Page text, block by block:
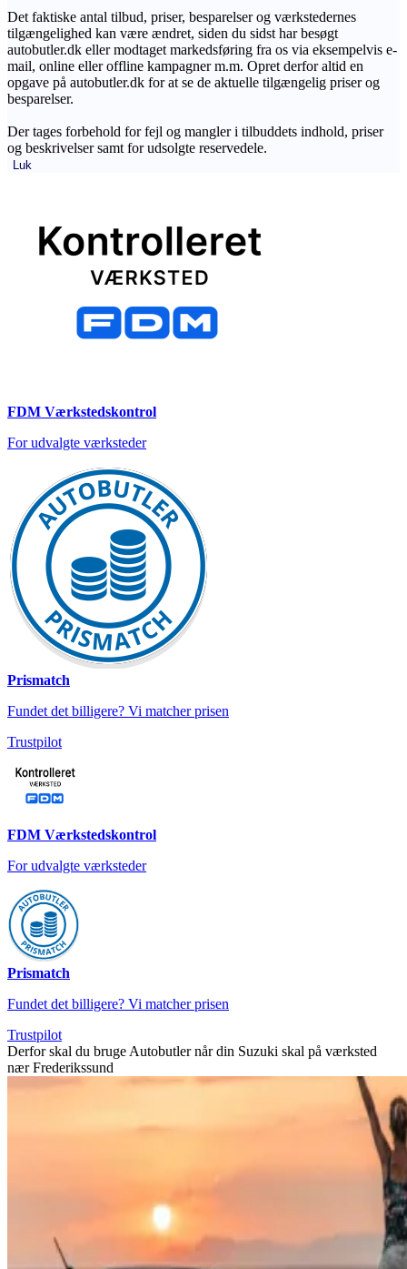
Det faktiske antal tilbud, priser, besparelser og værkstedernes
tilgængelighed kan være ændret, siden du sidst har besøgt
autobutler.dk eller modtaget markedsføring fra os via eksempelvis e-
mail, online eller offline kampagner m.m. Opret derfor altid en
opgave på autobutler.dk for at se de aktuelle tilgængelig priser og
besparelser.
Der tages forbehold for fejl og mangler i tilbuddets indhold, priser
og beskrivelser samt for udsolgte reservedele.
Luk
FDM Værkstedskontrol
For udvalgte værksteder
Prismatch
Fundet det billigere? Vi matcher prisen
Trustpilot
FDM Værkstedskontrol
For udvalgte værksteder
Prismatch
Fundet det billigere? Vi matcher prisen
Trustpilot
Derfor skal du bruge Autobutler når din Suzuki skal på værksted
nær Frederikssund